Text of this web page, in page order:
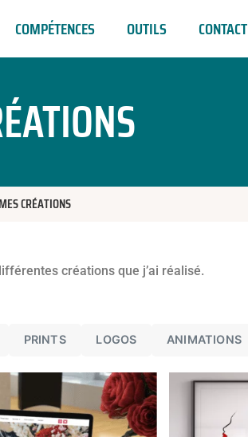
COMPÉTENCES OUTILS CONTACT
MES CRÉATIONS
créations que j’ai réalisé.
PRINTS LOGOS ANIMATIONS